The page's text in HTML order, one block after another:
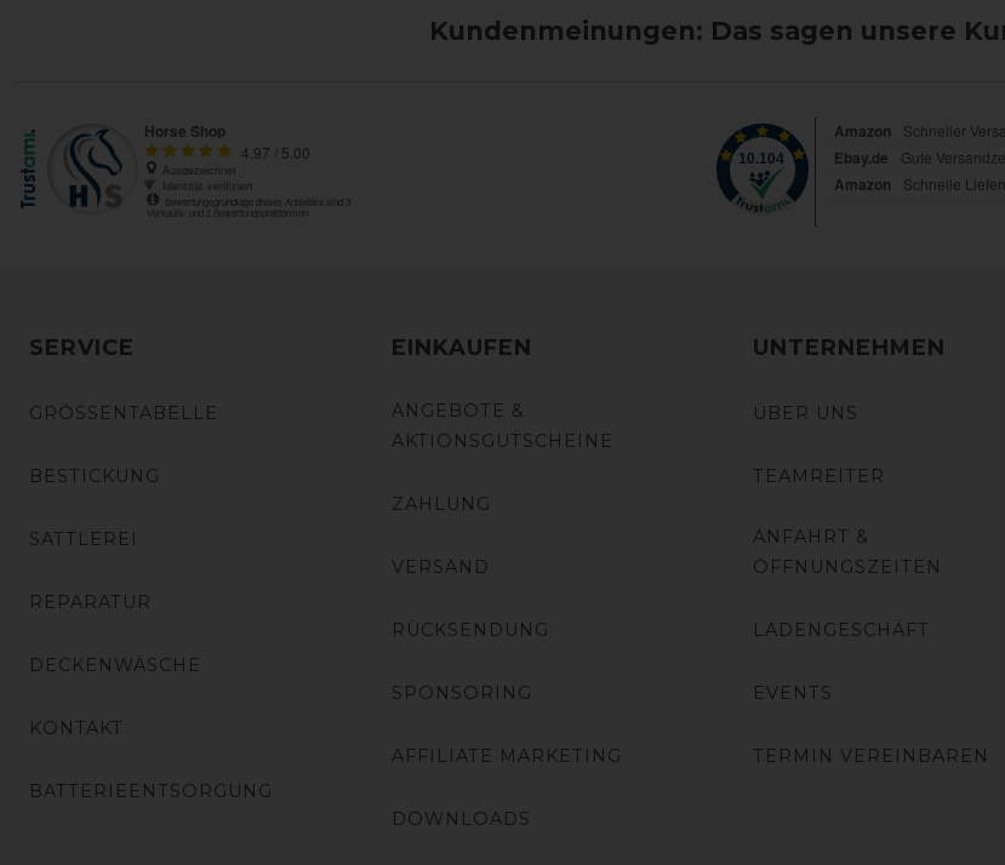
Kundenmeinungen: Das sagen unsere
SERVICE
GRÖSSENTABELLE
BESTICKUNG
SATTLEREI
REPARATUR
DECKENWÄSCHE
KONTAKT
BATTERIEENTSORGUNG
EINKAUFEN
ANGEBOTE &
AKTIONSGUTSCHEINE
ZAHLUNG
VERSAND
RÜCKSENDUNG
SPONSORING
AFFILIATE MARKETING
DOWNLOADS
UNTERNEHMEN
ÜBER UNS
TEAMREITER
ANFAHRT &
ÖFFNUNGSZEITEN
LADENGESCHÄFT
EVENTS
TERMIN VEREINBAREN